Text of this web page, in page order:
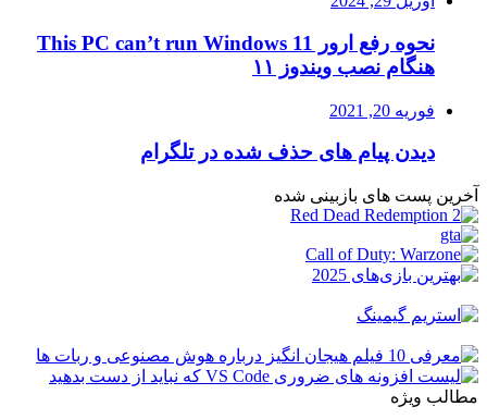
نحوه رفع ارور This PC can’t run Windows 11
هنگام نصب ویندوز ۱۱
فوریه 20, 2021
دیدن پیام های حذف شده در تلگرام
آخرین پست های بازبینی شده
مطالب ویژه